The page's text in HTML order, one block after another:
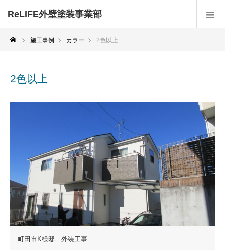
ReLIFE外壁塗装事業部
施工事例 カラー 2色以上
2色以上
町田市K様邸 外装工事